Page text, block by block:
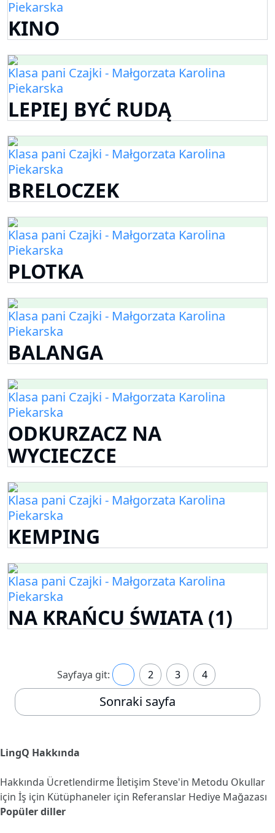
Piekarska
KINO
Klasa pani Czajki - Małgorzata Karolina
Piekarska
LEPIEJ BYĆ RUDĄ
Klasa pani Czajki - Małgorzata Karolina
Piekarska
BRELOCZEK
Klasa pani Czajki - Małgorzata Karolina
Piekarska
PLOTKA
Klasa pani Czajki - Małgorzata Karolina
Piekarska
BALANGA
Klasa pani Czajki - Małgorzata Karolina
Piekarska
ODKURZACZ NA
WYCIECZCE
Klasa pani Czajki - Małgorzata Karolina
Piekarska
KEMPING
Klasa pani Czajki - Małgorzata Karolina
Piekarska
NA KRAŃCU ŚWIATA (1)
Sayfaya git: 2 3 4
Sonraki sayfa
LingQ Hakkında
Hakkında Ücretlendirmeİletişim Steve'in Metodu Okullar
için İş için Kütüphaneler için Referanslar Hediye Mağazası
Popüler diller